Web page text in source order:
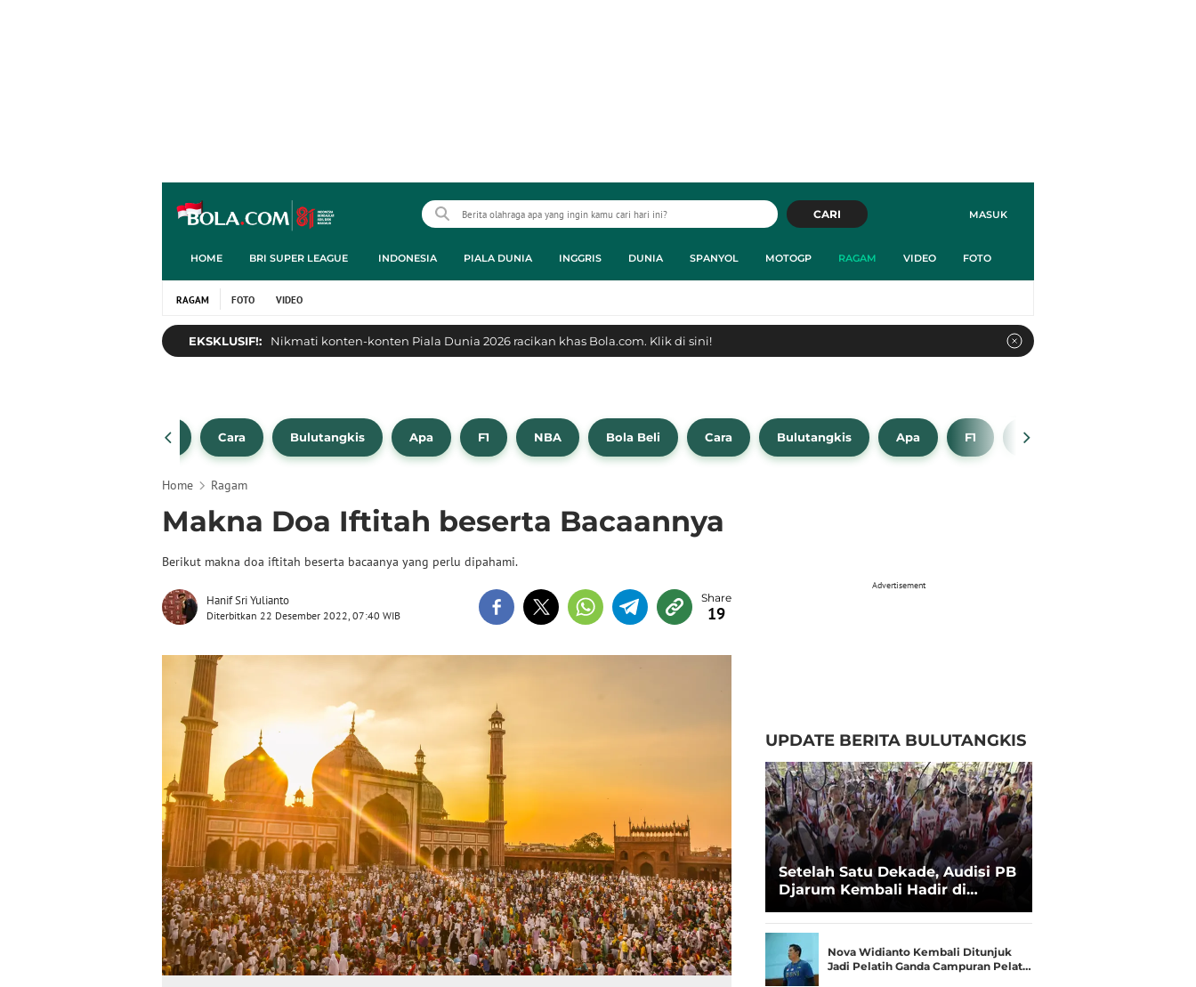
MASUK
CARI
HOME BRI SUPER LEAGUE INDONESIA PIALA DUNIA INGGRIS DUNIA SPANYOL MOTOGP RAGAM VIDEO FOTO
RAGAM FOTO VIDEO
EKSKLUSIF!: Nikmati konten-konten Piala Dunia 2026 racikan khas Bola.com. Klik di sini!
Bola Beli Cara Bulutangkis Apa F1 NBA Bola Beli Cara Bulutangkis Apa F1 NBA
Home Ragam
Makna Doa Iftitah beserta Bacaannya
Berikut makna doa iftitah beserta bacaanya yang perlu dipahami.
Hanif Sri Yulianto
Diterbitkan 22 Desember 2022, 07:40 WIB 19
Advertisement
UPDATE BERITA BULUTANGKIS
Setelah Satu Dekade, Audisi PB
Djarum Kembali Hadir di
Talenta Super
Nova Widianto Kembali Ditunjuk
Jadi Pelatih Ganda Campuran Pelat…